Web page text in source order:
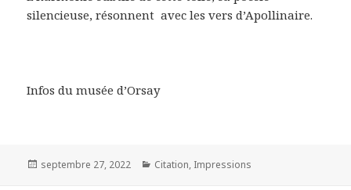
silencieuse, résonnent avec les vers d’Apollinaire.
Infos du musée d’Orsay
Posted
septembre 27, 2022 Categories
Citation, Impressions